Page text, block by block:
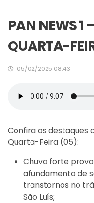
PAN NEWS 1
QUARTA-
05/02/2025 08:43
Confira os destaques
Quarta-Feira (05):
Chuva forte
afundamento de
transtornos no
São Luís;